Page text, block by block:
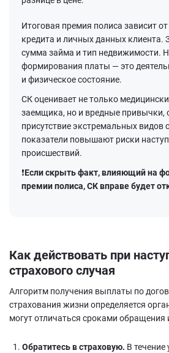
Итоговая премия полиса зависит
кредита и личных данных клиента.
сумма займа и тип недвижимости.
формирования платы — это
и физическое состояние.
СК оценивает не только
заемщика, но и вредные привычки,
присутствие экстремальных видов
показатели повышают риски
происшествий.
❗Если скрыть факт, влияющий на
премии полиса, СК вправе будет
Как действовать при
страхового случая
Алгоритм получения выплаты по
страхования жизни определяется
могут отличаться сроками обращения
Обратитесь в страховую. В течение